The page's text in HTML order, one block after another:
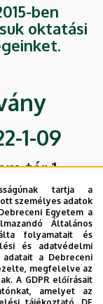
ben
oktatási
1-09
tér 1.
tartja a
személyes adatok
Egyetem a
Általános
folyamatait és
és adatvédelmi
a Debreceni
megfelelve az
A GDPR előírásait
amelyet az